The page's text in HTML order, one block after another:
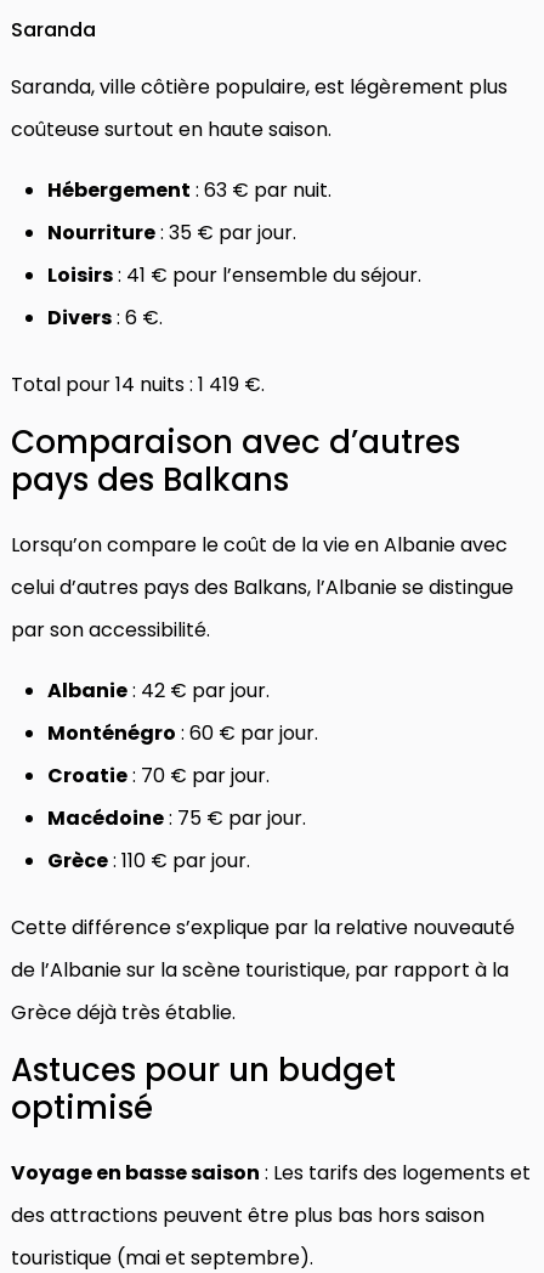
Saranda
Saranda, ville côtière populaire, est légèrement plus
coûteuse surtout en haute saison.
Hébergement : 63 € par nuit.
Nourriture: 35 € par jour.
Loisirs: 41 € pour l’ensemble du séjour.
Divers: 6 €.
Total pour 14 nuits : 1 419 €.
Comparaison avec d’autres
pays des Balkans
Lorsqu’on compare le coût de la vie en Albanie avec
celui d’autres pays des Balkans, l’Albanie se distingue
par son accessibilité.
Albanie: 42 € par jour.
Monténégro : 60 € par jour.
Croatie: 70 € par jour.
Macédoine: 75 € par jour.
Grèce: 110 € par jour.
Cette différence s’explique par la relative nouveauté
de l’Albanie sur la scène touristique, par rapport à la
Grèce déjà très établie.
Astuces pour un budget
optimisé
Voyage en basse saison : Les tarifs des logements et
des attractions peuvent être plus bas hors saison
touristique (mai et septembre).